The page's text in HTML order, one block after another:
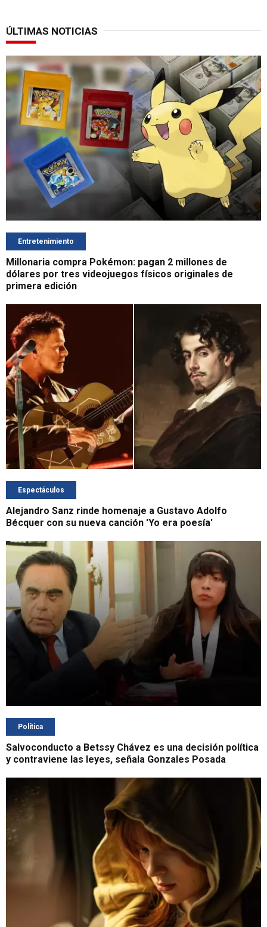
ÚLTIMAS NOTICIAS
Entretenimiento
Millonaria compra Pokémon: pagan 2 millones de
dólares por tres videojuegos físicos originales de
primera edición
Espectáculos
Alejandro Sanz rinde homenaje a Gustavo Adolfo
Bécquer con su nueva canción 'Yo era poesía'
Política
Salvoconducto a Betssy Chávez es una decisión política
y contraviene las leyes, señala Gonzales Posada